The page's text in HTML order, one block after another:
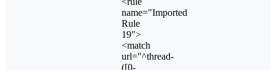
name="Imported
Rule
19">
<match
url="^thread-
([0-